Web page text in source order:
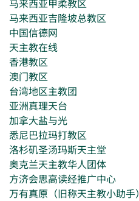
马来西亚吉隆坡总教区
中国信德网
天主教在线
香港教区
澳门教区
台湾地区主教团
亚洲真理天台
加拿大盐与光
悉尼巴拉玛打教区
洛杉矶圣汤玛斯天主堂
奥克兰天主教华人团体
方济会思高读经推广中心
万有真原（旧称天主教小助手）